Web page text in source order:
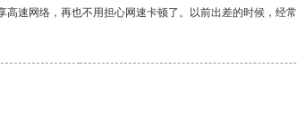
速网络，再也不用担心网速卡顿了。以前出差的时候，经